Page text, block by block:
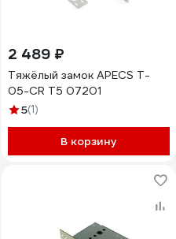
2 489 ₽
Тяжёлый замок APECS T-
05-CR T5 07201
5(1)
В корзину